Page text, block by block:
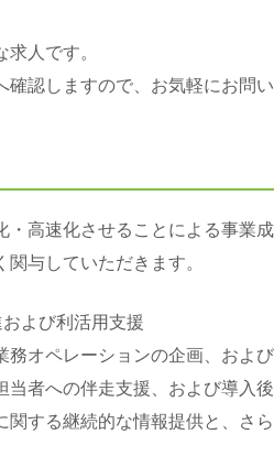
人です。
認しますので、お気軽にお問い
高速化させることによる事業
与していただきます。
よび利活用支援
務オペレーションの企画、およ
当者への伴走支援、および導入
関する継続的な情報提供と、さ